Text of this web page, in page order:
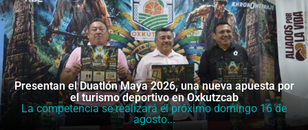
Presentan el Duatlón Maya 2026, una nueva apuesta por
el turismo deportivo en Oxkutzcab
La competencia se realizará el próximo domingo 16 de
agosto...